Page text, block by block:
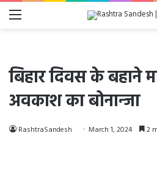
Menu
बिहार दिवस के बहाने
अवकाश का बोनान्जा
RashtraSandesh March 1, 2024 2